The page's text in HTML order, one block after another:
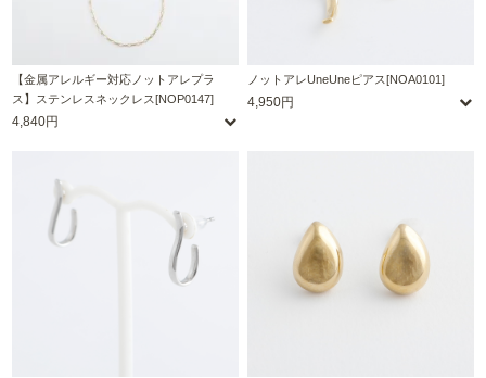
【金属アレルギー対応ノットアレプラ
ス】ステンレスネックレス[NOP0147]
4,840円
ノットアレUneUneピアス[NOA0101]
4,950円